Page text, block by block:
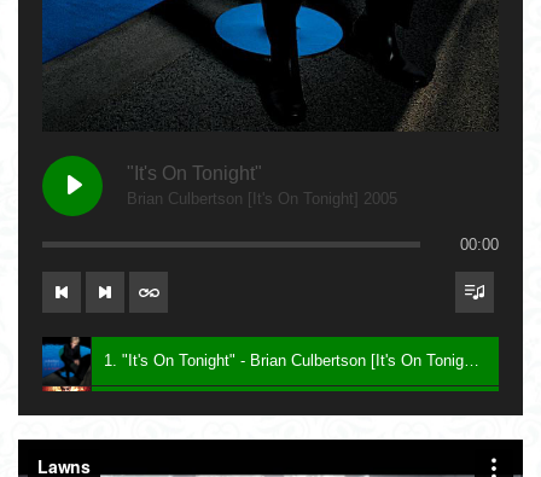
"It's On Tonight"
Brian Culbertson [It's On Tonight] 2005
00:00
1. "It's On Tonight" - Brian Culbertson [It's On Tonight] 2005